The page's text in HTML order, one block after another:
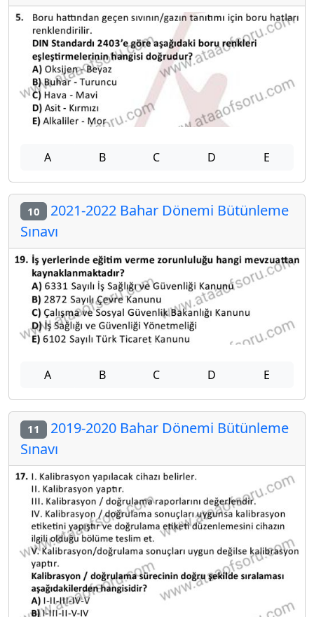
A B C D E
10 2021-2022 Bahar Dönemi Bütünleme
Sınavı
A B C D E
11 2019-2020 Bahar Dönemi Bütünleme
Sınavı